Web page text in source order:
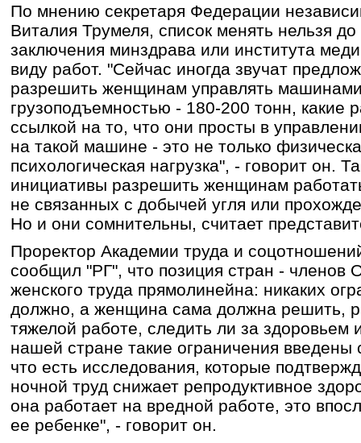
По мнению секретаря Федерации
Виталия Трумеля, список менять нельзя
заключения минздрава или института
виду работ. "Сейчас иногда звучат
разрешить женщинам управлять
грузоподъемностью - 180-200 тонн, какие
ссылкой на то, что они просты в
на такой машине - это не только
психологическая нагрузка", - говорит он.
инициативы разрешить женщинам
не связанных с добычей угля или
Но и они сомнительны, считает
Проректор Академии труда и
сообщил "РГ", что позиция стран - членов
женского труда прямолинейна: никаких
должно, а женщина сама должна решить,
тяжелой работе, следить ли за здоровьем
нашей стране такие ограничения
что есть исследования, которые
ночной труд снижает репродуктивное
она работает на вредной работе, это
ее ребенке", - говорит он.